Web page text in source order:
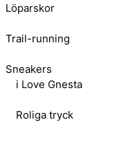
Löparskor
Trail-running
Sneakers
i Love Gnesta
Roliga tryck